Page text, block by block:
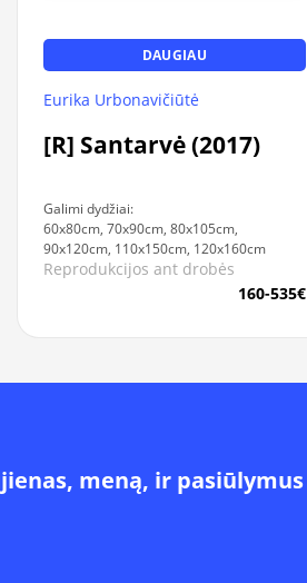
DAUGIAU
Eurika Urbonavičiūtė
[R] Santarvė (2017)
Galimi dydžiai:
60x80cm, 70x90cm, 80x105cm,
90x120cm, 110x150cm, 120x160cm
Reprodukcijos ant drobės
160-535€
meną, ir pasiūlymus